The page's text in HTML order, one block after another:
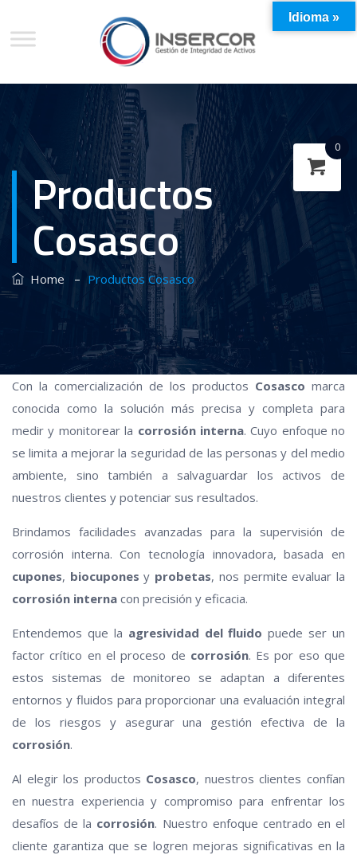
Productos
Cosasco
Home – Productos Cosasco
Con la comercialización de los productos Cosasco marca
conocida como la solución más precisa y completa para
medir y monitorear la corrosión interna. Cuyo enfoque no
se limita a mejorar la seguridad de las personas y del medio
ambiente, sino también a salvaguardar los activos de
nuestros clientes y potenciar sus resultados.
Brindamos facilidades avanzadas para la supervisión de
corrosión interna. Con tecnología innovadora, basada en
cupones, biocupones y probetas, nos permite evaluar la
corrosión interna con precisión y eficacia.
Entendemos que la agresividad del fluido puede ser un
factor crítico en el proceso de corrosión. Es por eso que
estos sistemas de monitoreo se adaptan a diferentes
entornos y fluidos para proporcionar una evaluación integral
de los riesgos y asegurar una gestión efectiva de la
corrosión.
Al elegir los productos Cosasco, nuestros clientes confían
en nuestra experiencia y compromiso para enfrentar los
desafíos de la corrosión. Nuestro enfoque centrado en el
cliente garantiza que se logren mejoras significativas en la
Idioma »
0